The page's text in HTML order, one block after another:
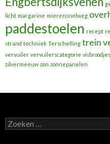
licht margarine mierensnelweg
paddestoelen recept
strand techniek Terschelling trein
vervuiler vervuilerscategorie visbroodjes
zilvermeeuw zon zonnepanelen
Zoeken
naar: